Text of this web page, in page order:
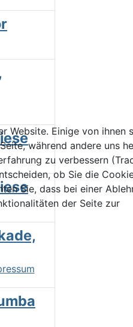
Website. Einige von ihnen
während andere uns
zu verbessern
ob Sie die
Sie, dass bei einer
der Seite zur